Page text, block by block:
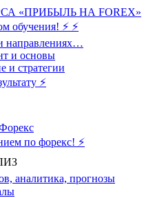
«ПРИБЫЛЬ НА FOREX»
обучения! ⚡ ⚡
направлениях…
и основы
и стратегии
⚡️
по форекс! ⚡
аналитика, прогнозы